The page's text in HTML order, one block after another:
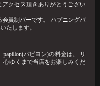
14091 2等 6288 3等 12
今回はわたくしのあま〜い エ
アクセス頂きありがとうござい
員制バーです。 ハプニングバ
たします。
パピヨン)の料金は、 リ
心ゆくまで当店をお楽しみくだ